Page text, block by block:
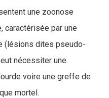
une zoonose
caractérisée par une
(lésions dites pseudo-
nécessiter une
voire une greffe de
mortel.